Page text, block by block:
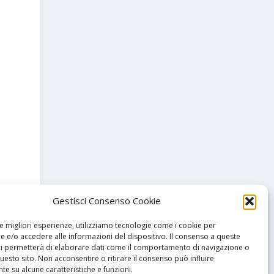
Gestisci Consenso Cookie
migliori esperienze, utilizziamo tecnologie come i cookie per
e/o accedere alle informazioni del dispositivo. Il consenso a queste
permetterà di elaborare dati come il comportamento di navigazione o
sito. Non acconsentire o ritirare il consenso può influire
su alcune caratteristiche e funzioni.